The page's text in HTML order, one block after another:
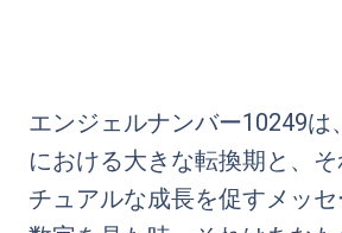
エンジェルナンバー10249は
における大きな転換期と、
チュアルな成長を促すメッ